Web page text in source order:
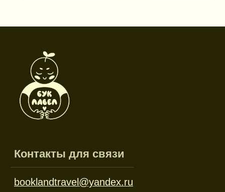
Каталог
Новинки
Закладки
Открытки
Стенды
Другое
Наборы
Дневники и трекеры
Отрывные блоки
Гирлянды